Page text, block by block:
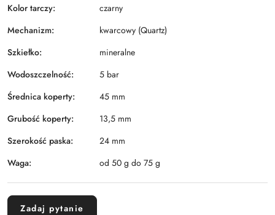
Kolor tarczy:
czarny
Mechanizm:
kwarcowy (Quartz)
Szkiełko:
mineralne
Wodoszczelność:
5 bar
Średnica koperty:
45 mm
Grubość koperty:
13,5 mm
Szerokość paska:
24 mm
Waga:
od 50 g do 75 g
Zadaj pytanie